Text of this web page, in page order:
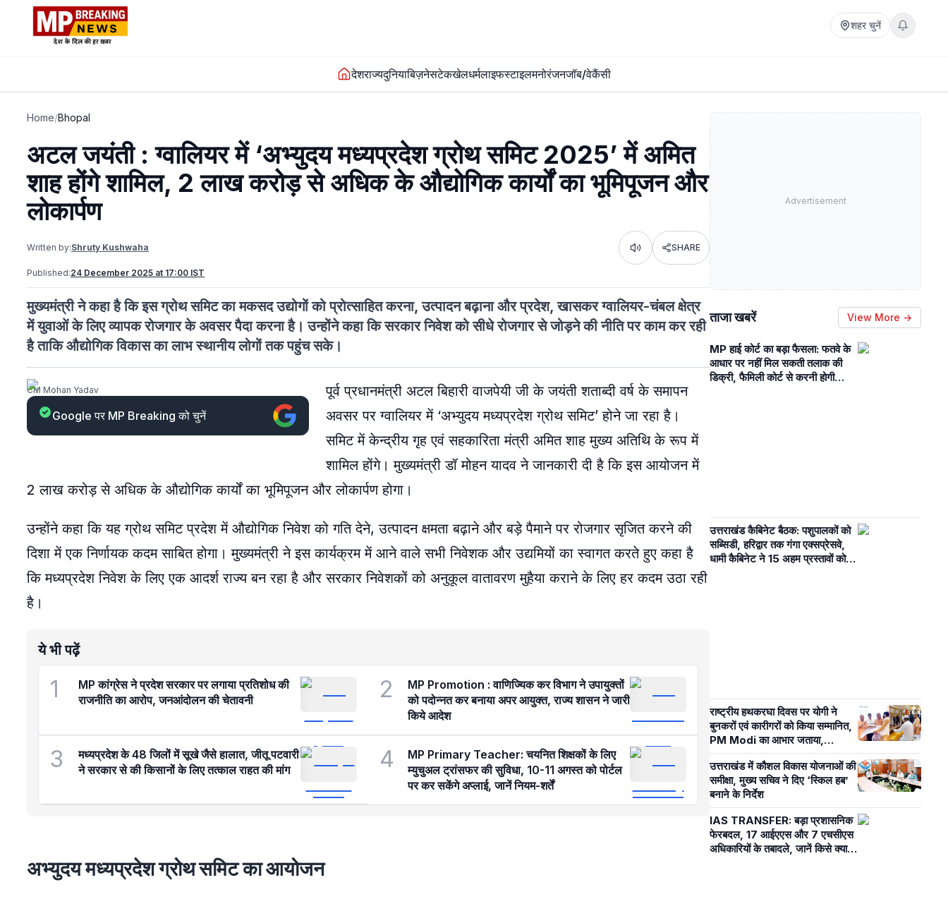
शहर चुनें
देशराज्यदुनियाबिज़नेसटेकखेलधर्मलाइफस्टाइलमनोरंजनजॉब/वेकैंसी
Home/Bhopal
अटल जयंती : ग्वालियर में ‘अभ्युदय मध्यप्रदेश ग्रोथ समिट 2025’ में अमित
शाह होंगे शामिल, 2 लाख करोड़ से अधिक के औद्योगिक कार्यों का भूमिपूजन और
लोकार्पण
Written by:Shruty Kushwaha Listen SHARE
Published:24 December 2025 at 17:00 IST
मुख्यमंत्री ने कहा है कि इस ग्रोथ समिट का मकसद उद्योगों को प्रोत्साहित करना, उत्पादन बढ़ाना और प्रदेश, खासकर ग्वालियर-चंबल क्षेत्र
में युवाओं के लिए व्यापक रोजगार के अवसर पैदा करना है। उन्होंने कहा कि सरकार निवेश को सीधे रोजगार से जोड़ने की नीति पर काम कर रही
है ताकि औद्योगिक विकास का लाभ स्थानीय लोगों तक पहुंच सके।
CM Mohan Yadav
Google पर MP Breaking को चुनें
पूर्व प्रधानमंत्री अटल बिहारी वाजपेयी जी के जयंती शताब्दी वर्ष के समापन
अवसर पर ग्वालियर में ‘अभ्युदय मध्यप्रदेश ग्रोथ समिट’ होने जा रहा है।
समिट में केन्द्रीय गृह एवं सहकारिता मंत्री अमित शाह मुख्य अतिथि के रूप में
शामिल होंगे। मुख्यमंत्री डॉ मोहन यादव ने जानकारी दी है कि इस आयोजन में
2 लाख करोड़ से अधिक के औद्योगिक कार्यों का भूमिपूजन और लोकार्पण होगा।
उन्होंने कहा कि यह ग्रोथ समिट प्रदेश में औद्योगिक निवेश को गति देने, उत्पादन क्षमता बढ़ाने और बड़े पैमाने पर रोजगार सृजित करने की
दिशा में एक निर्णायक कदम साबित होगा। मुख्यमंत्री ने इस कार्यक्रम में आने वाले सभी निवेशक और उद्यमियों का स्वागत करते हुए कहा है
कि मध्यप्रदेश निवेश के लिए एक आदर्श राज्य बन रहा है और सरकार निवेशकों को अनुकूल वातावरण मुहैया कराने के लिए हर कदम उठा रही
है।
ये भी पढ़ें
1
MP कांग्रेस ने प्रदेश सरकार पर लगाया प्रतिशोध की
राजनीति का आरोप, जनआंदोलन की चेतावनी
2
MP Promotion : वाणिज्यिक कर विभाग ने उपायुक्तों
को पदोन्नत कर बनाया अपर आयुक्त, राज्य शासन ने जारी
किये आदेश
3
मध्यप्रदेश के 48 जिलों में सूखे जैसे हालात, जीतू पटवारी
ने सरकार से की किसानों के लिए तत्काल राहत की मांग
4
MP Primary Teacher: चयनित शिक्षकों के लिए
म्युचुअल ट्रांसफर की सुविधा, 10-11 अगस्त को पोर्टल
पर कर सकेंगे अप्लाई, जानें नियम-शर्तें
अभ्युदय मध्यप्रदेश ग्रोथ समिट का आयोजन
Advertisement
ताजा खबरें View More →
MP हाई कोर्ट का बड़ा फैसला: फतवे के
आधार पर नहीं मिल सकती तलाक की
डिक्री, फैमिली कोर्ट से करनी होगी
उत्तराखंड कैबिनेट बैठक: पशुपालकों को
सब्सिडी, हरिद्वार तक गंगा एक्सप्रेसवे,
धामी कैबिनेट ने 15 अहम प्रस्तावों को दी
राष्ट्रीय हथकरघा दिवस पर योगी ने
बुनकरों एवं कारीगरों को किया सम्मानित,
PM Modi का आभार जताया,
समाजवादी पार्टी पर कसा तंज
उत्तराखंड में कौशल विकास योजनाओं की
समीक्षा, मुख्य सचिव ने दिए ‘स्किल हब’
बनाने के निर्देश
IAS TRANSFER: बड़ा प्रशासनिक
फेरबदल, 17 आईएएस और 7 एचसीएस
अधिकारियों के तबादले, जानें किसे क्या